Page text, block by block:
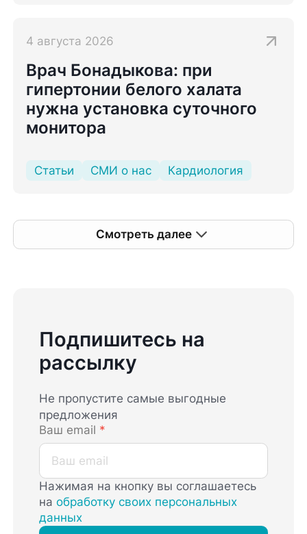
4 августа 2026
Врач Бонадыкова: при
гипертонии белого халата
нужна установка суточного
монитора
Статьи СМИ о нас Кардиология
Смотреть далее
Подпишитесь на
рассылку
Не пропустите самые выгодные
предложения
Ваш email *
Нажимая на кнопку вы соглашаетесь
наобработку своих персональных
данных